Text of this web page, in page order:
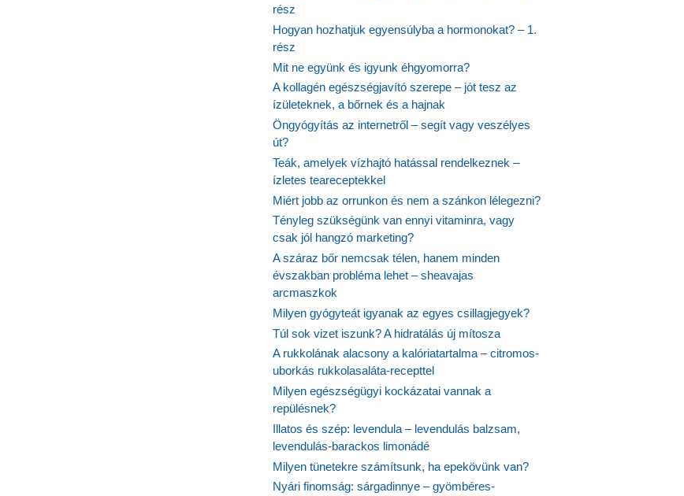
rész
Hogyan hozhatjuk egyensúlyba a hormonokat? – 1.
rész
Mit ne együnk és igyunk éhgyomorra?
A kollagén egészségjavító szerepe – jót tesz az
ízületeknek, a bőrnek és a hajnak
Öngyógyítás az internetről – segít vagy veszélyes
út?
Teák, amelyek vízhajtó hatással rendelkeznek –
ízletes teareceptekkel
Miért jobb az orrunkon és nem a szánkon lélegezni?
Tényleg szükségünk van ennyi vitaminra, vagy
csak jól hangzó marketing?
A száraz bőr nemcsak télen, hanem minden
évszakban probléma lehet – sheavajas
arcmaszkok
Milyen gyógyteát igyanak az egyes csillagjegyek?
Túl sok vizet iszunk? A hidratálás új mítosza
A rukkolának alacsony a kalóriatartalma – citromos-
uborkás rukkolasaláta-recepttel
Milyen egészségügyi kockázatai vannak a
repülésnek?
Illatos és szép: levendula – levendulás balzsam,
levendulás-barackos limonádé
Milyen tünetekre számítsunk, ha epekövünk van?
Nyári finomság: sárgadinnye – gyömbéres-